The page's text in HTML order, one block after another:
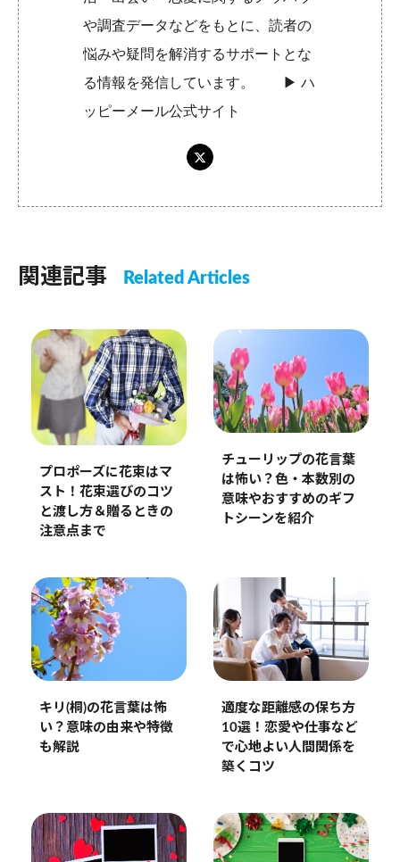
や調査データなどをもとに、読者の
悩みや疑問を解消するサポートとな
る情報を発信しています。 ▶︎ハ
ッピーメール公式サイト
関連記事 Related Articles
プロポーズに花束はマ
スト！花束選びのコツ
と渡し方＆贈るときの
注意点まで
チューリップの花言葉
は怖い？色・本数別の
意味やおすすめのギフ
トシーンを紹介
キリ(桐)の花言葉は怖
い？意味の由来や特徴
も解説
適度な距離感の保ち方
10選！恋愛や仕事など
で心地よい人間関係を
築くコツ